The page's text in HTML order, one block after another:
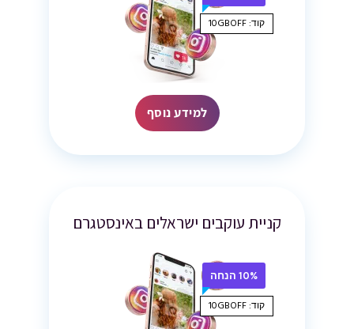
קוד: 10GBOFF
למידע נוסף
קניית עוקבים ישראלים באינסטגרם
10% הנחה
קוד: 10GBOFF